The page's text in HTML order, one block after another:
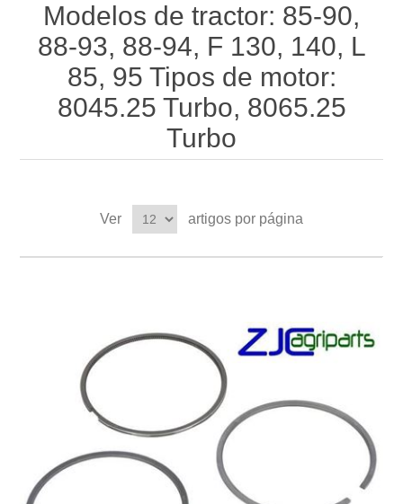
Modelos de tractor: 85-90,
88-93, 88-94, F 130, 140, L
85, 95 Tipos de motor:
8045.25 Turbo, 8065.25
Turbo
Ver artigos por página